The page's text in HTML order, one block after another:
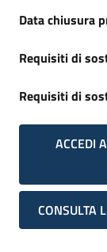
Data chiusura
Requisiti di
Requisiti di
ACCEDI
CONSULTA